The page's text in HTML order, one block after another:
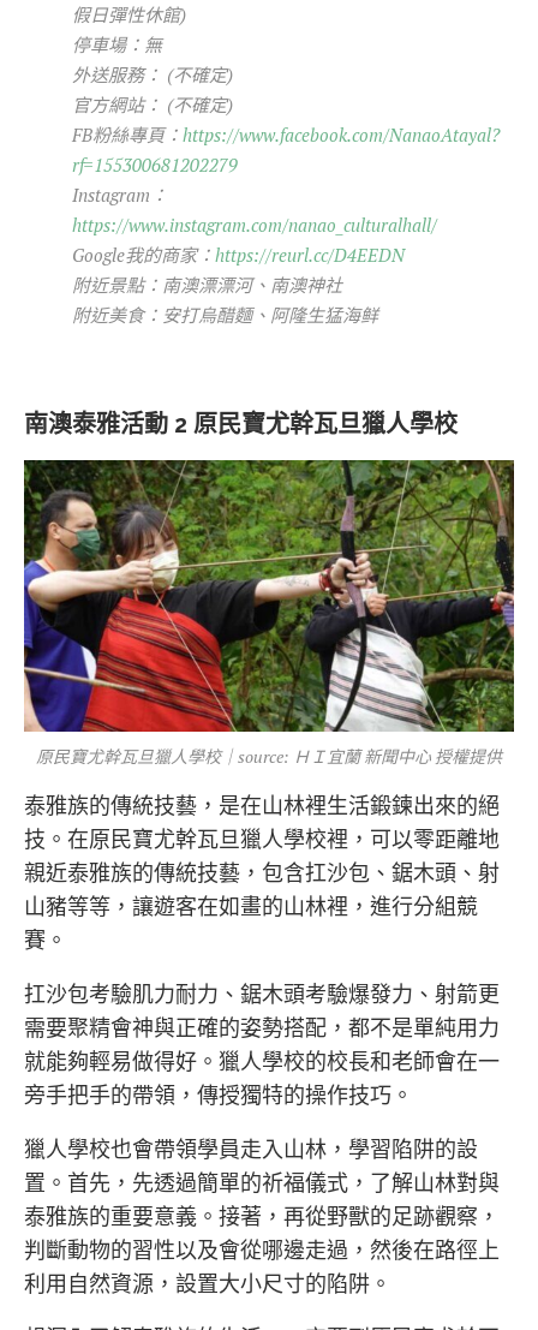
假日彈性休館)
停車場：無
外送服務： (不確定)
官方網站： (不確定)
FB粉絲專頁： https://www.facebook.com/NanaoAtayal?
rf=155300681202279
Instagram：
https://www.instagram.com/nanao_culturalhall/
Google我的商家： https://reurl.cc/D4EEDN
附近景點：南澳漂漂河、南澳神社
附近美食：安打烏醋麵、阿隆生猛海鲜
南澳泰雅活動 2 原民寶尤幹瓦旦獵人學校
原民寶尤幹瓦旦獵人學校｜source: ＨＩ宜蘭 新聞中心 授權提供
泰雅族的傳統技藝，是在山林裡生活鍛鍊出來的絕
技。在原民寶尤幹瓦旦獵人學校裡，可以零距離地
親近泰雅族的傳統技藝，包含扛沙包、鋸木頭、射
山豬等等，讓遊客在如畫的山林裡，進行分組競
賽。
扛沙包考驗肌力耐力、鋸木頭考驗爆發力、射箭更
需要聚精會神與正確的姿勢搭配，都不是單純用力
就能夠輕易做得好。獵人學校的校長和老師會在一
旁手把手的帶領，傳授獨特的操作技巧。
獵人學校也會帶領學員走入山林，學習陷阱的設
置。首先，先透過簡單的祈福儀式，了解山林對與
泰雅族的重要意義。接著，再從野獸的足跡觀察，
判斷動物的習性以及會從哪邊走過，然後在路徑上
利用自然資源，設置大小尺寸的陷阱。